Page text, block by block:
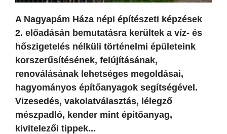
A Nagyapám Háza népi építészeti képzések
2. előadásán bemutatásra kerültek a víz- és
hőszigetelés nélküli történelmi épületeink
korszerűsítésének, felújításának,
renoválásának lehetséges megoldásai,
hagyományos építőanyagok segítségével.
Vizesedés, vakolatválasztás, lélegző
mészpadló, kender mint építőanyag,
kivitelezői tippek...